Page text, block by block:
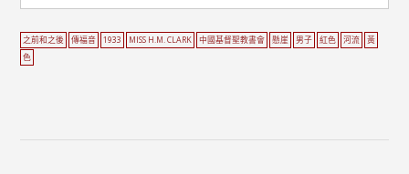
之前和之後 傳福音 1933 MISS H.M. CLARK 中國基督聖教書會 懸崖 男子 紅色 河流
黃
色